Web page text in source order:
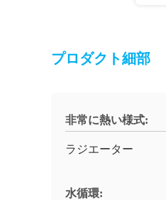
プロダクト細部
非常に熱い様式:
ラジエーター
水循環: